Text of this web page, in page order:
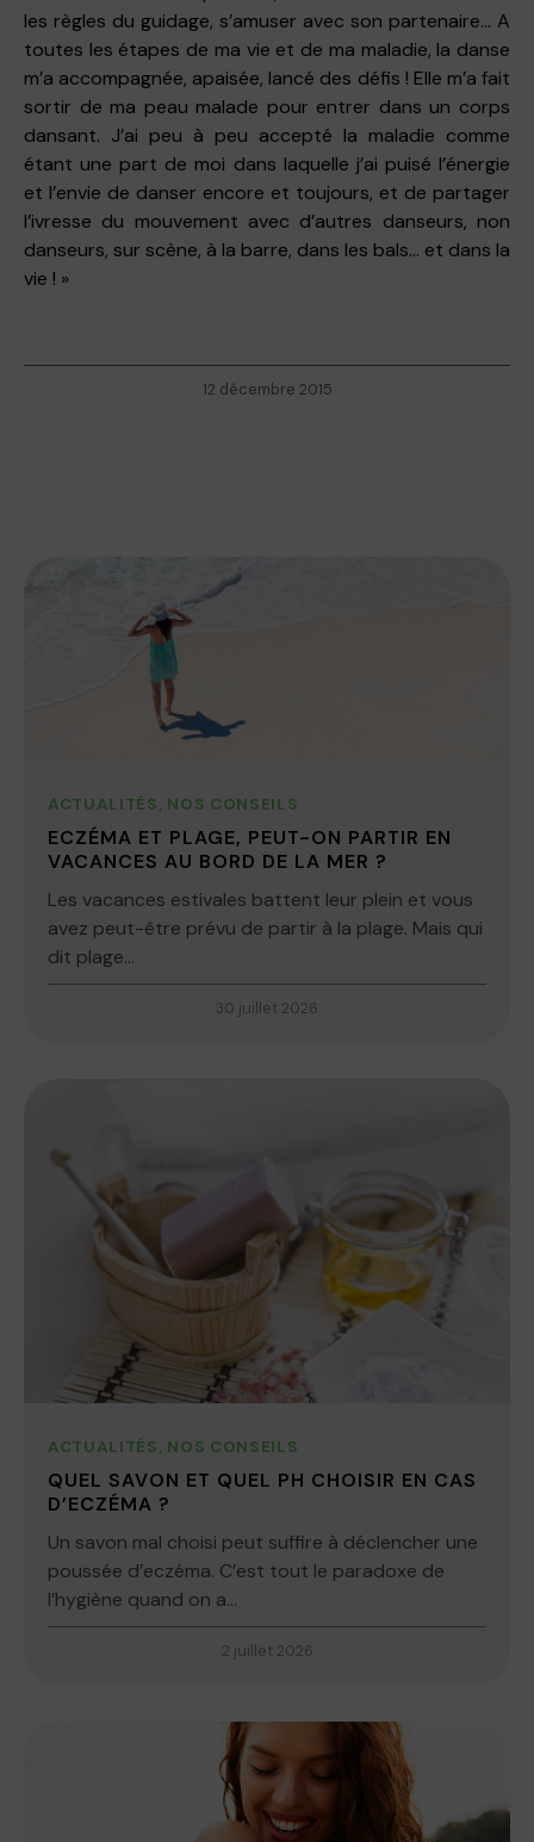
les règles du guidage, s’amuser avec son partenaire… A
toutes les étapes de ma vie et de ma maladie, la danse
m’a accompagnée, apaisée, lancé des défis ! Elle m’a fait
sortir de ma peau malade pour entrer dans un corps
dansant. J’ai peu à peu accepté la maladie comme
étant une part de moi dans laquelle j’ai puisé l’énergie
et l’envie de danser encore et toujours, et de partager
l’ivresse du mouvement avec d’autres danseurs, non
danseurs, sur scène, à la barre, dans les bals… et dans la
vie ! »
12 décembre 2015
ACTUALITÉS, NOS CONSEILS
ECZÉMA ET PLAGE, PEUT-ON PARTIR EN
VACANCES AU BORD DE LA MER ?
Les vacances estivales battent leur plein et vous
avez peut-être prévu de partir à la plage. Mais qui
dit plage...
30 juillet 2026
ACTUALITÉS, NOS CONSEILS
QUEL SAVON ET QUEL PH CHOISIR EN CAS
D’ECZÉMA ?
Un savon mal choisi peut suffire à déclencher une
poussée d’eczéma. C’est tout le paradoxe de
l’hygiène quand on a...
2 juillet 2026